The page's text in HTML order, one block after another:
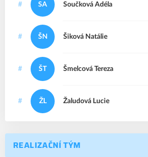
REALIZAČNÍ TÝM
# SA Adéla
Součková
# ŠN Natálie
Šiková
# ŠT Tereza
Šmelcová
# ŽL Lucie
Žaludová